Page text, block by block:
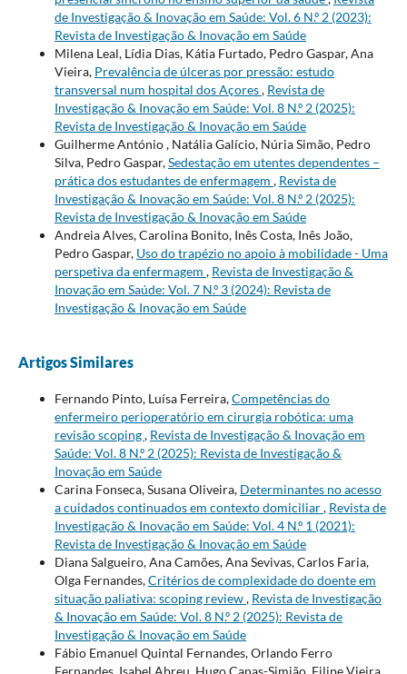
de Investigação & Inovação em Saúde: Vol. 6 N.º 2 (2023):
Revista de Investigação & Inovação em Saúde
Milena Leal, Lídia Dias, Kátia Furtado, Pedro Gaspar, Ana
Vieira, Prevalência de úlceras por pressão: estudo
transversal num hospital dos Açores, Revista de
Investigação & Inovação em Saúde: Vol. 8 N.º 2 (2025):
Revista de Investigação & Inovação em Saúde
Guilherme António , Natália Galício, Núria Simão, Pedro
Silva, Pedro Gaspar,Sedestação em utentes dependentes –
prática dos estudantes de enfermagem , Revista de
Investigação & Inovação em Saúde: Vol. 8 N.º 2 (2025):
Revista de Investigação & Inovação em Saúde
Andreia Alves, Carolina Bonito, Inês Costa, Inês João,
Pedro Gaspar, Uso do trapézio no apoio à mobilidade - Uma
perspetiva da enfermagem , Revista de Investigação &
Inovação em Saúde: Vol. 7 N.º 3 (2024): Revista de
Investigação & Inovação em Saúde
Artigos Similares
Fernando Pinto, Luísa Ferreira,Competências do
enfermeiro perioperatório em cirurgia robótica: uma
revisão scoping, Revista de Investigação & Inovação em
Saúde: Vol. 8 N.º 2 (2025): Revista de Investigação &
Inovação em Saúde
Carina Fonseca, Susana Oliveira, Determinantes no acesso
a cuidados continuados em contexto domiciliar, Revista de
Investigação & Inovação em Saúde: Vol. 4 N.º 1 (2021):
Revista de Investigação & Inovação em Saúde
Diana Salgueiro, Ana Camões, Ana Sevivas, Carlos Faria,
Olga Fernandes,Critérios de complexidade do doente em
situação paliativa: scoping review, Revista de Investigação
& Inovação em Saúde: Vol. 8 N.º 2 (2025): Revista de
Investigação & Inovação em Saúde
Fábio Emanuel Quintal Fernandes, Orlando Ferro